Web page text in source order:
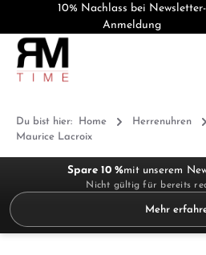
10% Nachlass bei Newsletter-
Anmeldung
Du bist hier: Home Herrenuhren
Maurice Lacroix
Spare 10 %mit unserem
Nicht gültig für bereits
Mehr